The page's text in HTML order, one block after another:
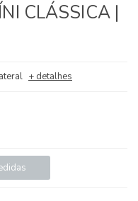
CLÁSSICA |
+ detalhes